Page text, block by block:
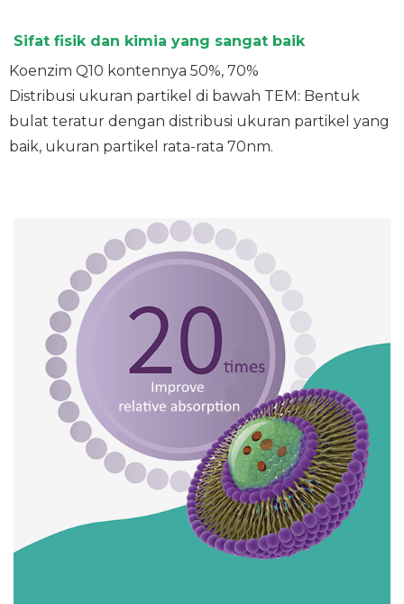
Sifat fisik dan kimia yang sangat baik
Koenzim Q10 kontennya 50%, 70%
Distribusi ukuran partikel di bawah TEM: Bentuk
bulat teratur dengan distribusi ukuran partikel yang
baik, ukuran partikel rata-rata 70nm.